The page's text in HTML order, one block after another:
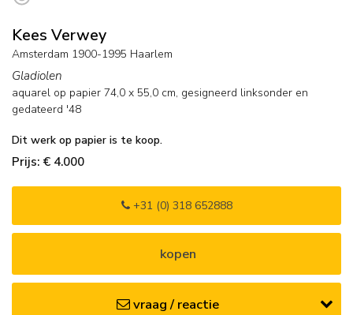
Kees Verwey
Amsterdam 1900-1995 Haarlem
Gladiolen
aquarel op papier 74,0 x 55,0 cm, gesigneerd linksonder en
gedateerd '48
Dit werk op papier is te koop.
Prijs: € 4.000
+31 (0) 318 652888
kopen
vraag / reactie